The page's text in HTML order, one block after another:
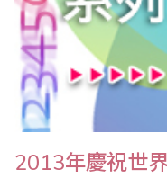
2013年慶祝世